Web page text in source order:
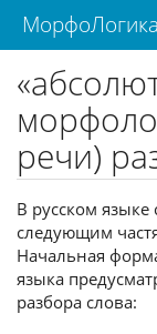
речи)
В русском языке
следующим
Начальная
языка
разбора слова: